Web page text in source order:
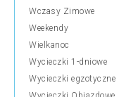
Wczasy Zimowe
Weekendy
Wielkanoc
Wycieczki 1-dniowe
Wycieczki egzotyczne